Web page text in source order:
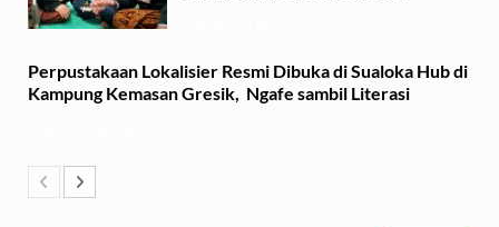
Perpustakaan Lokalisier Resmi Dibuka di Sualoka Hub di
Kampung Kemasan Gresik, Ngafe sambil Literasi